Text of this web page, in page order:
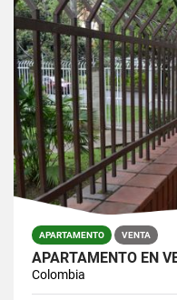
APARTAMENTO VENTA
Colombia